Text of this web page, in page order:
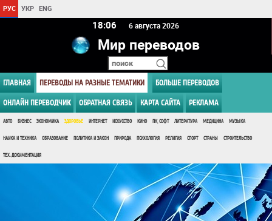
РУС УКР ENG
18 06 6 августа 2026
Мир переводов
ГЛАВНАЯ ПЕРЕВОДЫ НА РАЗНЫЕ ТЕМАТИКИ БОЛЬШЕ ПЕРЕВОДОВ
ОНЛАЙН ПЕРЕВОДЧИК ОБРАТНАЯ СВЯЗЬ КАРТА САЙТА РЕКЛАМА
АВТО БИЗНЕС ЭКОНОМИКА ЗДОРОВЬЕ ИНТЕРНЕТ ИСКУССТВО КИНО ПК, СОФТ ЛИТЕРАТУРА МЕДИЦИНА МУЗЫКА
НАУКА И ТЕХНИКА ОБРАЗОВАНИЕ ПОЛИТИКА И ЗАКОН ПРИРОДА ПСИХОЛОГИЯ РЕЛИГИЯ СПОРТ СТРАНЫ СТРОИТЕЛЬСТВО
ТЕХ. ДОКУМЕНТАЦИЯ